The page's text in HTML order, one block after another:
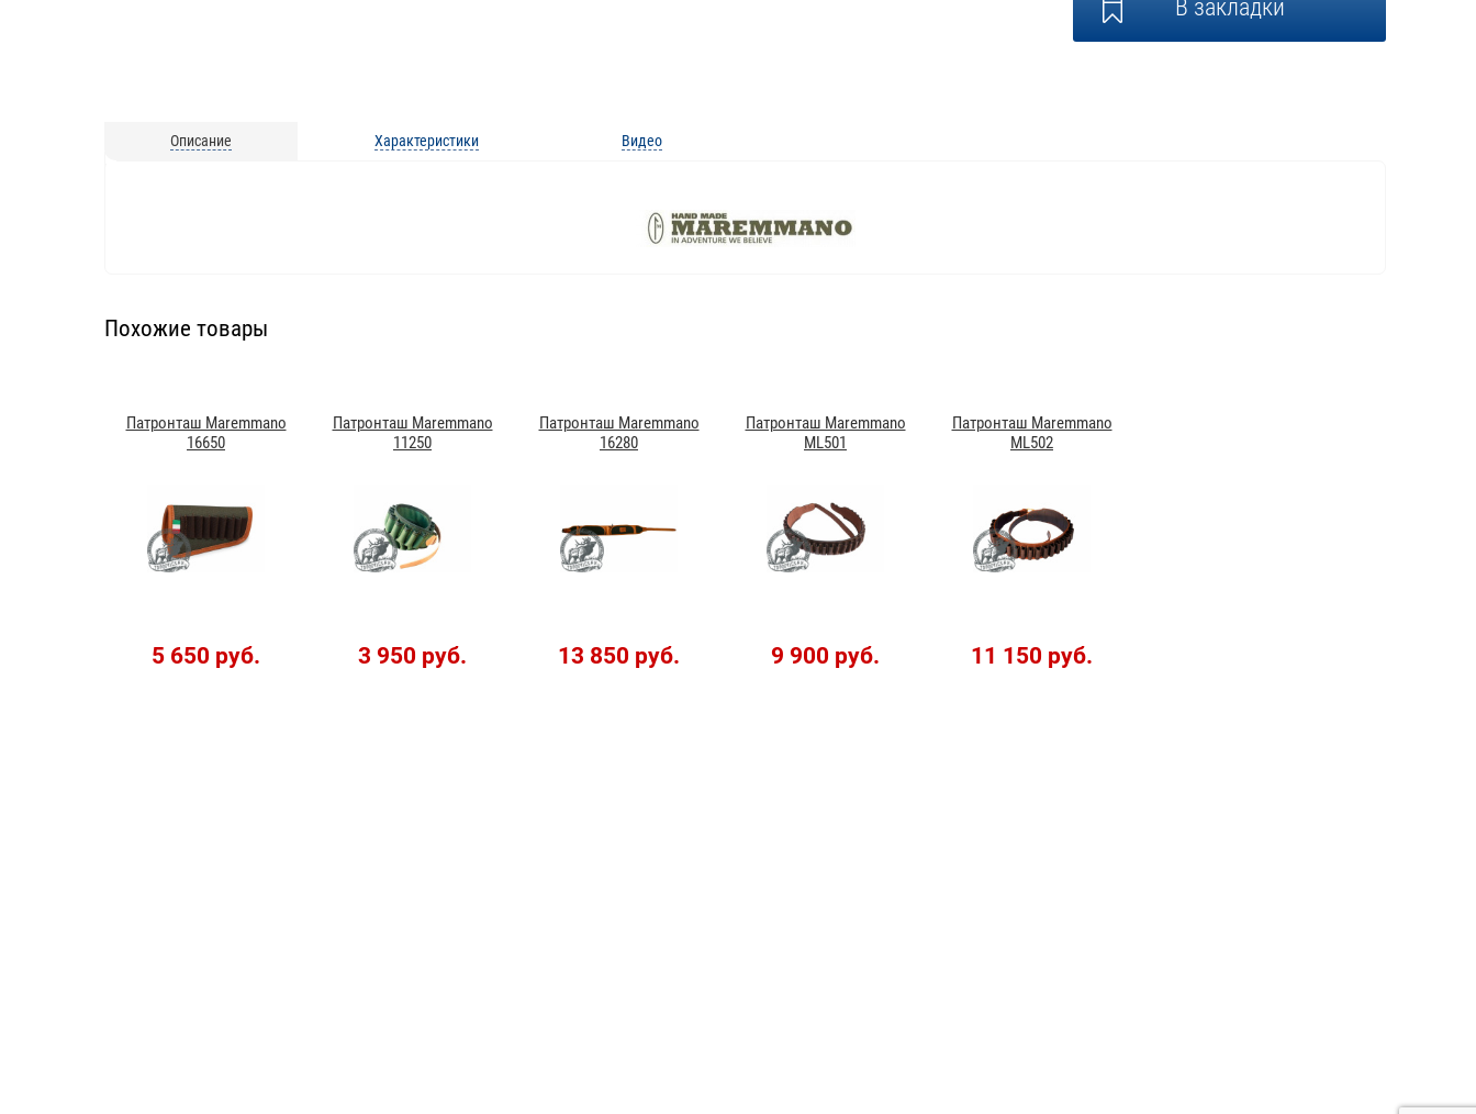
В закладки
Описание Характеристики Видео
Похожие товары
Патронташ Maremmano
16650
5 650 руб.
Патронташ Maremmano
11250
3 950 руб.
Патронташ Maremmano
16280
13 850 руб.
Патронташ Maremmano
ML501
9 900 руб.
Патронташ Maremmano
ML502
11 150 руб.